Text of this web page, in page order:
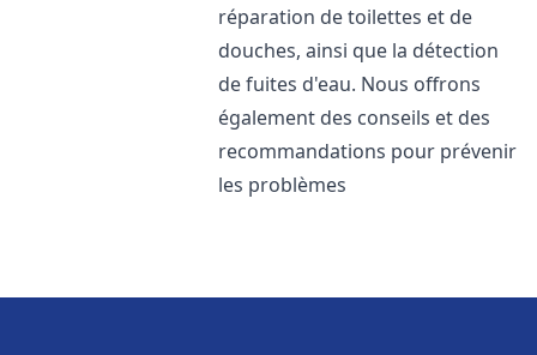
réparation de toilettes et de
douches, ainsi que la détection
de fuites d'eau. Nous offrons
également des conseils et des
recommandations pour prévenir
les problèmes